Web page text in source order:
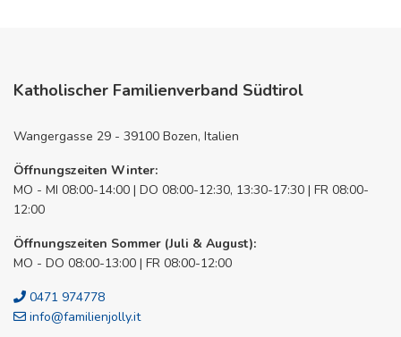
Katholischer Familienverband Südtirol
Wangergasse 29 - 39100 Bozen, Italien
Öffnungszeiten Winter:
MO - MI 08:00-14:00 | DO 08:00-12:30, 13:30-17:30 | FR 08:00-
12:00
Öffnungszeiten Sommer (Juli & August):
MO - DO 08:00-13:00 | FR 08:00-12:00
0471 974778
info@familienjolly.it